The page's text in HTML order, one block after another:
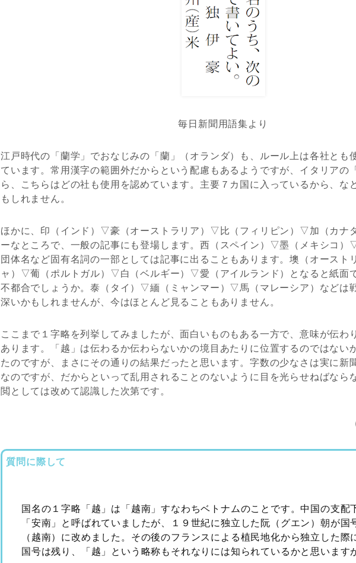
毎日新聞用語集より
江戸時代の「蘭学」でおなじみの「蘭」（オランダ）も、ルール上は各社とも
ています。常用漢字の範囲外だからという配慮もあるようですが、イタリアの
ら、こちらはどの社も使用を認めています。主要７カ国に入っているから、な
もしれません。
ほかに、印（インド）▽豪（オーストラリア）▽比（フィリピン）▽加（カナ
ーなところで、一般の記事にも登場します。西（スペイン）▽墨（メキシコ）
団体名など固有名詞の一部としては記事に出ることもあります。墺（オース
ャ）▽葡（ポルトガル）▽白（ベルギー）▽愛（アイルランド）となると紙面
不都合でしょうか。泰（タイ）▽緬（ミャンマー）▽馬（マレーシア）などは
深いかもしれませんが、今はほとんど見ることもありません。
ここまで１字略を列挙してみましたが、面白いものもある一方で、意味が伝わ
あります。「越」は伝わるか伝わらないかの境目あたりに位置するのではない
たのですが、まさにその通りの結果だったと思います。字数の少なさは実に新
なのですが、だからといって乱用されることのないように目を光らせねばな
閲としては改めて認識した次第です。
質問に際して
国名の１字略「越」は「越南」すなわちベトナムのことです。中国の支配
「安南」と呼ばれていましたが、１９世紀に独立した阮（グエン）朝が国
（越南）に改めました。その後のフランスによる植民地化から独立した際
国号は残り、「越」という略称もそれなりには知られているかと思います